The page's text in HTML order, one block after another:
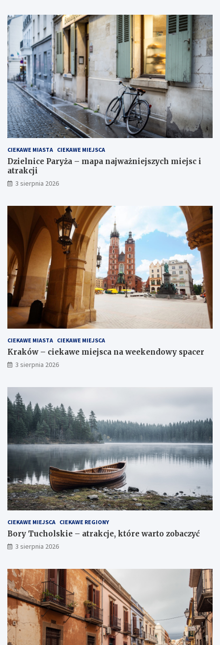
CIEKAWE MIASTA CIEKAWE MIEJSCA
Dzielnice Paryża – mapa najważniejszych miejsc i
atrakcji
3 sierpnia 2026
CIEKAWE MIASTA CIEKAWE MIEJSCA
Kraków – ciekawe miejsca na weekendowy spacer
3 sierpnia 2026
CIEKAWE MIEJSCA CIEKAWE REGIONY
Bory Tucholskie – atrakcje, które warto zobaczyć
3 sierpnia 2026